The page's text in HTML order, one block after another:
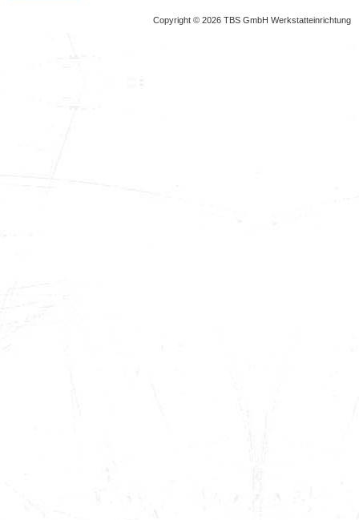
Copyright © 2026 TBS GmbH Werkstatteinrichtung